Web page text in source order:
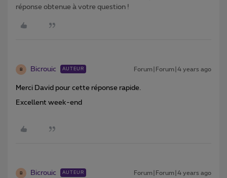
réponse obtenue à votre question !
B Bicrouic AUTEUR Forum|Forum|4 years ago
Merci David pour cette réponse rapide.
Excellent week-end
B Bicrouic AUTEUR Forum|Forum|4 years ago